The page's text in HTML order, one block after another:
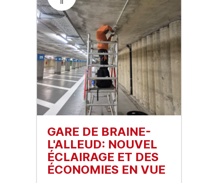
GARE DE BRAINE-
L'ALLEUD: NOUVEL
ÉCLAIRAGE ET DES
ÉCONOMIES EN VUE